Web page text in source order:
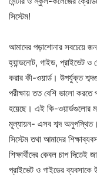
সিস্টেম!
আমাদের পড়াশোনার সবচেয়ে
হ্যান্ডনোট, গাইড, প্রাইভেট ও
করার কী-ওয়ার্ড। উপর্যুক্ত
পরীক্ষায় তত বেশি ভালো
হয়েছে। এই কি-ওয়ার্ডগুলোর
মূল্যায়ন- এসব শব্দ
সিস্টেম তথা আমাদের
শিক্ষার্থীদের কেবল চাপ
প্রাইভেট ও গাইডের ব্যবসাকে